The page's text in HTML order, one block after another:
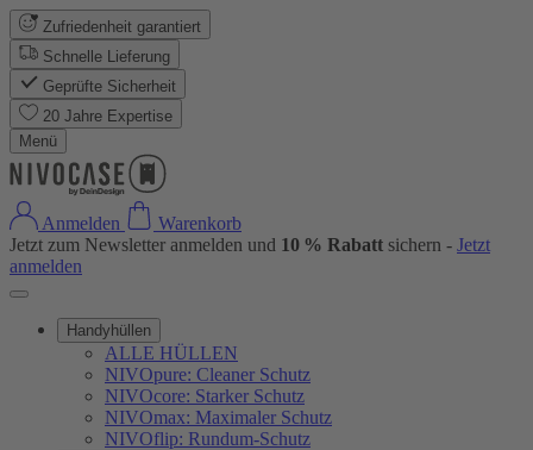
Zufriedenheit garantiert
Schnelle Lieferung
Geprüfte Sicherheit
20 Jahre Expertise
Menü
Anmelden
Warenkorb
Jetzt zum Newsletter anmelden und 10 % Rabatt sichern - Jetzt
anmelden
Handyhüllen
ALLE HÜLLEN
NIVOpure: Cleaner Schutz
NIVOcore: Starker Schutz
NIVOmax: Maximaler Schutz
NIVOflip: Rundum-Schutz